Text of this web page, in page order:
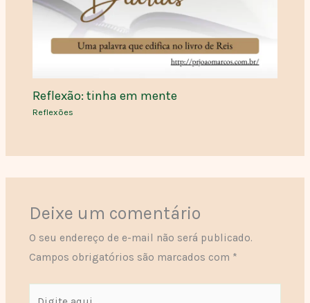
Reflexão: tinha em mente
Reflexões
Deixe um comentário
O seu endereço de e-mail não será publicado.
Campos obrigatórios são marcados com *